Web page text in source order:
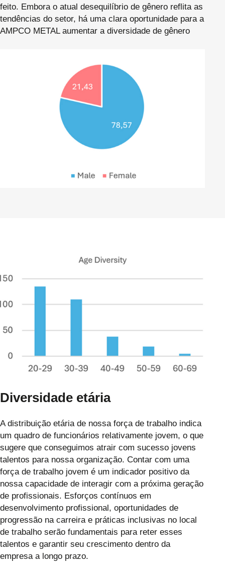
feito. Embora o atual desequilíbrio de gênero reflita as
tendências do setor, há uma clara oportunidade para a
AMPCO METAL aumentar a diversidade de gênero
Diversidade etária
A distribuição etária de nossa força de trabalho indica
um quadro de funcionários relativamente jovem, o que
sugere que conseguimos atrair com sucesso jovens
talentos para nossa organização. Contar com uma
força de trabalho jovem é um indicador positivo da
nossa capacidade de interagir com a próxima geração
de profissionais. Esforços contínuos em
desenvolvimento profissional, oportunidades de
progressão na carreira e práticas inclusivas no local
de trabalho serão fundamentais para reter esses
talentos e garantir seu crescimento dentro da
empresa a longo prazo.